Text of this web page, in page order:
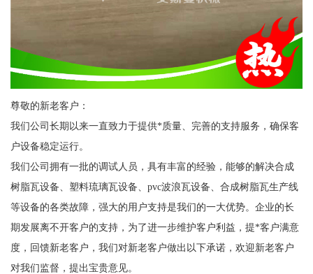
尊敬的新老客户：
我们公司长期以来一直致力于提供*质量、完善的支持服务，确保客
户设备稳定运行。
我们公司拥有一批的调试人员，具有丰富的经验，能够的解决合成
树脂瓦设备、塑料琉璃瓦设备、pvc波浪瓦设备、合成树脂瓦生产线
等设备的各类故障，强大的用户支持是我们的一大优势。企业的长
期发展离不开客户的支持，为了进一步维护客户利益，提*客户满意
度，回馈新老客户，我们对新老客户做出以下承诺，欢迎新老客户
对我们监督，提出宝贵意见。